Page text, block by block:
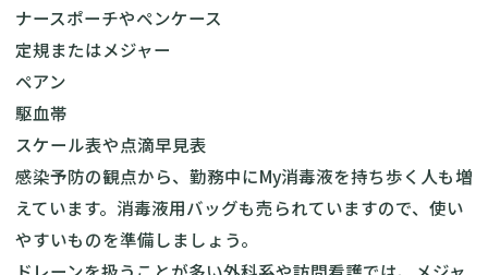
ナースポーチやペンケース
定規またはメジャー
ペアン
駆血帯
スケール表や点滴早見表
感染予防の観点から、勤務中にMy消毒液を持ち歩く人も増
えています。消毒液用バッグも売られていますので、使い
やすいものを準備しましょう。